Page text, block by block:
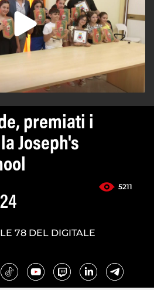
premiati i
Joseph's
5211
78 DEL DIGITALE